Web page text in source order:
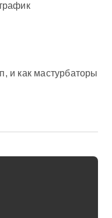
и как мастурбаторы